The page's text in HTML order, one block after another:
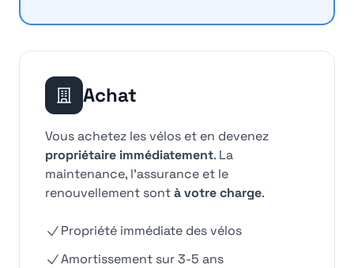
Achat
Vous achetez les vélos et en devenez
propriétaire immédiatement. La
maintenance, l'assurance et le
renouvellement sontà votre charge.
Propriété immédiate des vélos
Amortissement sur 3-5 ans